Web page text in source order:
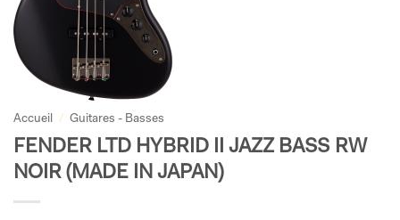
Accueil / Guitares - Basses
FENDER LTD HYBRID II JAZZ BASS RW
NOIR (MADE IN JAPAN)